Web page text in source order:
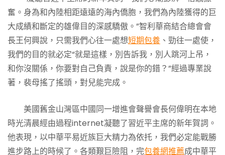
奮。身為和內陸相距遠遠的海內僑胞，我們為內陸獲得的巨
大成績和斷定的雄偉目的深感驕傲。”智利華商結合總會會
長王何興說，只需我們心往一處想短期包養 、勁往一處使，
我們的目的就必定“就是這樣，別告訴我，別人跳河上吊，
和你沒關係，你要對自己負責，說是你的錯？”經過專業說
著，裴母搖了搖頭，對兒能完成。
美國舊金山灣區中國同一增進會聲譽會長何偉明在本地
時光清晨經由過程internet凝聽了習近平主席的新年賀詞。
他表現，以中華平易近族巨大精力為依托，我們必定能戰勝
進步路上的時候了。各類艱巨險阻，完包養網推薦成中華平